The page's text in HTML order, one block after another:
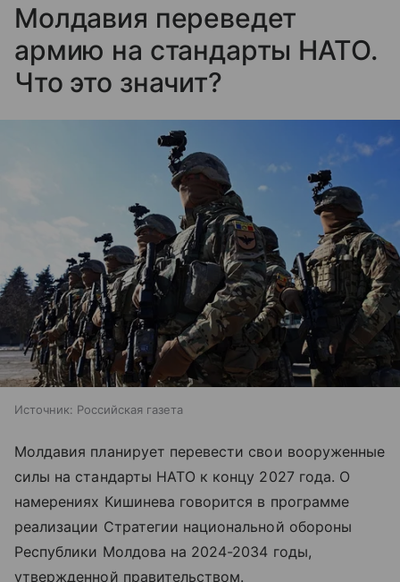
Молдавия переведет
армию на стандарты НАТО.
Что это значит?
Источник: Российская газета
Молдавия планирует перевести свои вооруженные
силы на стандарты НАТО к концу 2027 года. О
намерениях Кишинева говорится в программе
реализации Стратегии национальной обороны
Республики Молдова на 2024-2034 годы,
утвержденной правительством.